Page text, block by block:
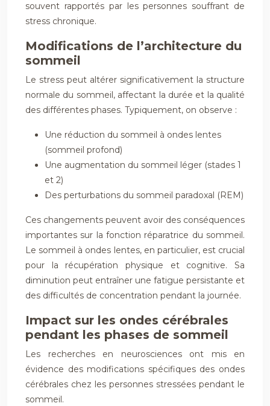
souvent rapportés par les personnes souffrant de
stress chronique.
Modifications de l’architecture du
sommeil
Le stress peut altérer significativement la structure
normale du sommeil, affectant la durée et la qualité
des différentes phases. Typiquement, on observe :
Une réduction du sommeil à ondes lentes
(sommeil profond)
Une augmentation du sommeil léger (stades 1
et 2)
Des perturbations du sommeil paradoxal (REM)
Ces changements peuvent avoir des conséquences
importantes sur la fonction réparatrice du sommeil.
Le sommeil à ondes lentes, en particulier, est crucial
pour la récupération physique et cognitive. Sa
diminution peut entraîner une fatigue persistante et
des difficultés de concentration pendant la journée.
Impact sur les ondes cérébrales
pendant les phases de sommeil
Les recherches en neurosciences ont mis en
évidence des modifications spécifiques des ondes
cérébrales chez les personnes stressées pendant le
sommeil.